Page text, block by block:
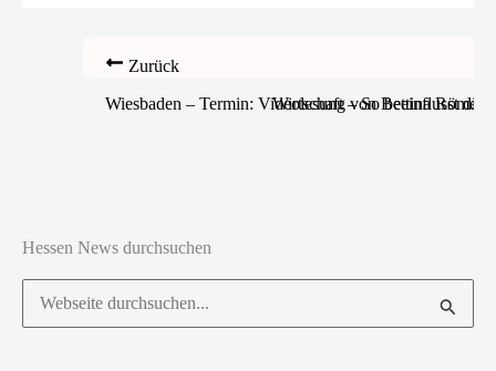
Zurück
Wiesbaden – Termin: Videolesung von Bettina Römer
Wirtschaft – So beeinflusst die
Hessen News durchsuchen
Suchen
nach: